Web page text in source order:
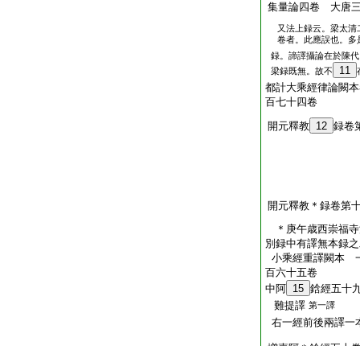
集量論四卷 大唐
又法上録云。梁太
卷者。此應誤也。多
録。諦譯攝論在於陳
梁録既無。故不
11
都計大乘經律論闕
百七十四卷
開元釋教 12 録卷
開元釋教＊録卷第
＊庚午歳西崇福
別録中有譯無本録
小乘經重譯闕本
百六十五卷
中阿 15 鋡經五十
難提譯 第一譯
右一經前後兩譯一